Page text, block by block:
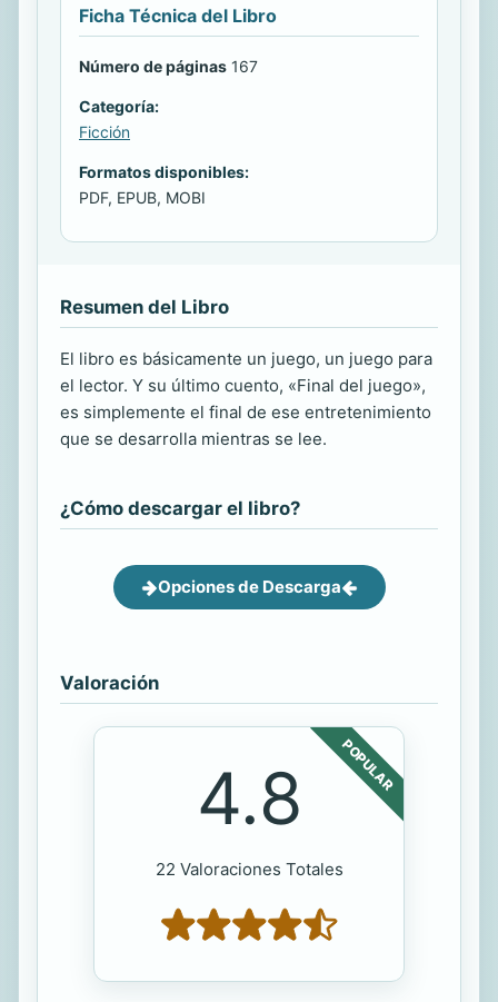
Ficha Técnica del Libro
Número de páginas 167
Categoría:
Ficción
Formatos disponibles:
PDF, EPUB, MOBI
Resumen del Libro
El libro es básicamente un juego, un juego para
el lector. Y su último cuento, «Final del juego»,
es simplemente el final de ese entretenimiento
que se desarrolla mientras se lee.
¿Cómo descargar el libro?
Opciones de Descarga
Valoración
POPULAR
4.8
22 Valoraciones Totales